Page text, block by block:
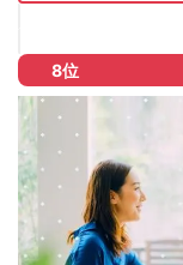
8位